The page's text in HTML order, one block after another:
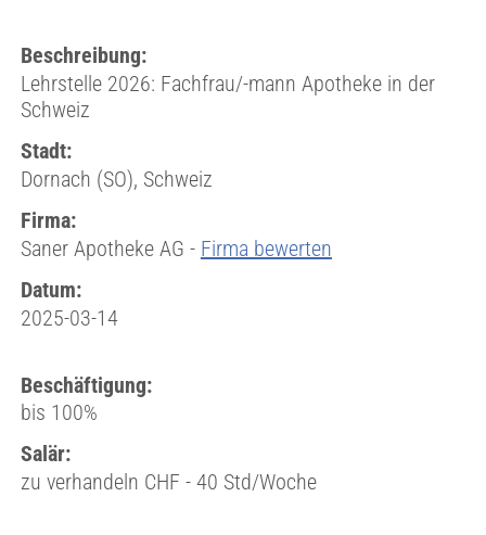
Beschreibung:
Lehrstelle 2026: Fachfrau/-mann Apotheke in der
Schweiz
Stadt:
Dornach (SO), Schweiz
Firma:
Saner Apotheke AG - Firma bewerten
Datum:
2025-03-14
Beschäftigung:
bis 100%
Salär:
zu verhandeln CHF - 40 Std/Woche